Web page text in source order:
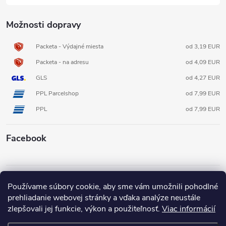
Používame súbory cookie, aby sme vám umožnili pohodlné
prehliadanie webovej stránky a vďaka analýze neustále
zlepšovali jej funkcie, výkon a použiteľnosť. Viac informácií
Možnosti dopravy
Packeta - Výdajné miesta
od 3,19 EUR
Packeta - na adresu
od 4,09 EUR
GLS
od 4,27 EUR
PPL Parcelshop
od 7,99 EUR
PPL
od 7,99 EUR
Facebook